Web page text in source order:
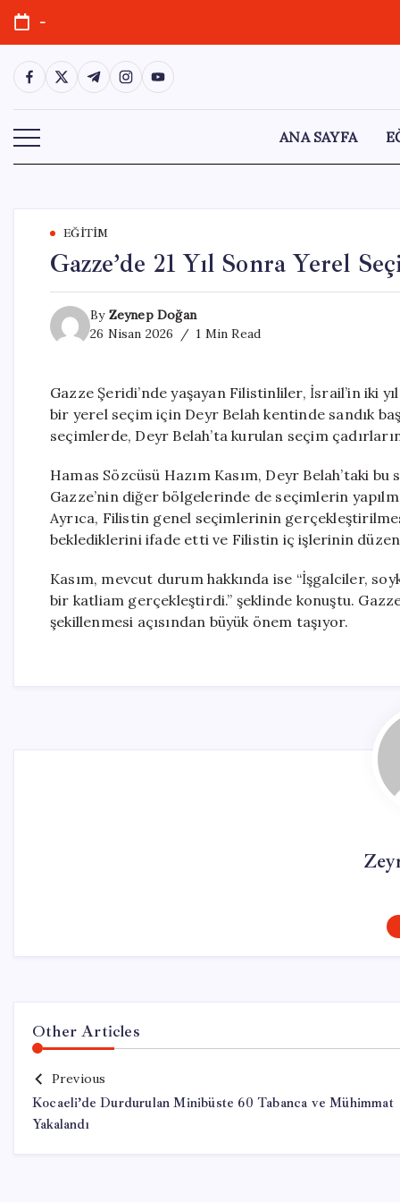
Skip
content
-
https://www.facebook.com/
https://twitter.com/
https://t.me/
https://www.instagram.com/
https://youtube.com/
ANA SAYFA
EĞITIM
Gazze’de 21 Yıl Sonra Yerel
By Zeynep Doğan
26 Nisan 2026
1 Min Read
Gazze Şeridi’nde yaşayan Filistinliler, İsrail’in iki
bir yerel seçim için Deyr Belah kentinde sandık
seçimlerde, Deyr Belah’ta kurulan seçim
Hamas Sözcüsü Hazım Kasım, Deyr Belah’taki
Gazze’nin diğer bölgelerinde de seçimlerin
Ayrıca, Filistin genel seçimlerinin
beklediklerini ifade etti ve Filistin iç işlerinin
Kasım, mevcut durum hakkında ise “İşgalciler,
bir katliam gerçekleştirdi.” şeklinde konuştu.
şekillenmesi açısından büyük önem taşıyor.
Other Articles
Previous
Kocaeli’de Durdurulan Minibüste 60 Tabanca ve Mühimmat
Yakalandı